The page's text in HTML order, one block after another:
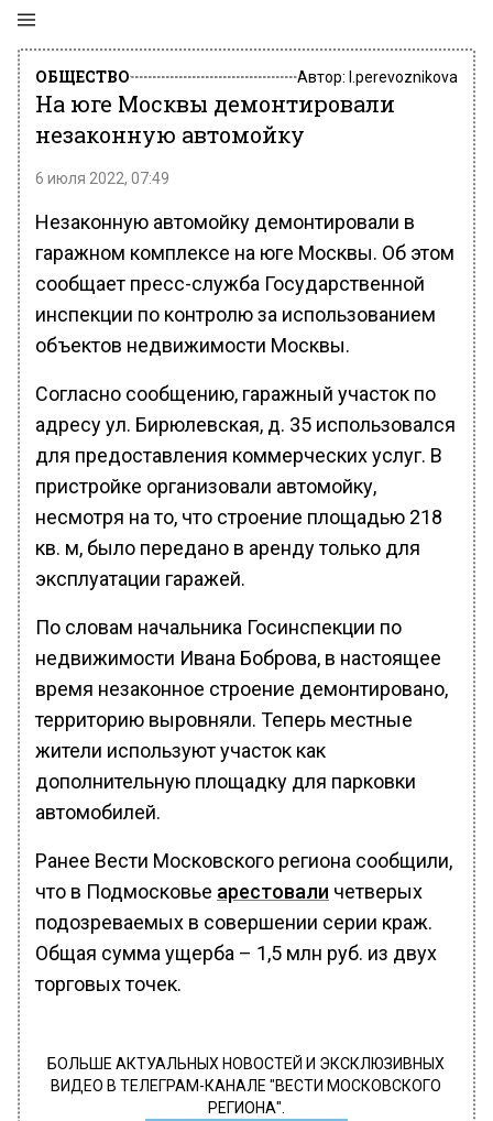
ОБЩЕСТВО Автор: l.perevoznikova
На юге Москвы демонтировали
незаконную автомойку
6 июля 2022, 07:49
Незаконную автомойку демонтировали в
гаражном комплексе на юге Москвы. Об этом
сообщает пресс-служба Государственной
инспекции по контролю за использованием
объектов недвижимости Москвы.
Согласно сообщению, гаражный участок по
адресу ул. Бирюлевская, д. 35 использовался
для предоставления коммерческих услуг. В
пристройке организовали автомойку,
несмотря на то, что строение площадью 218
кв. м, было передано в аренду только для
эксплуатации гаражей.
По словам начальника Госинспекции по
недвижимости Ивана Боброва, в настоящее
время незаконное строение демонтировано,
территорию выровняли. Теперь местные
жители используют участок как
дополнительную площадку для парковки
автомобилей.
Ранее Вести Московского региона сообщили,
что в Подмосковье арестовали четверых
подозреваемых в совершении серии краж.
Общая сумма ущерба – 1,5 млн руб. из двух
торговых точек.
БОЛЬШЕ АКТУАЛЬНЫХ НОВОСТЕЙ И ЭКСКЛЮЗИВНЫХ
ВИДЕО В ТЕЛЕГРАМ-КАНАЛЕ "ВЕСТИ МОСКОВСКОГО
РЕГИОНА".